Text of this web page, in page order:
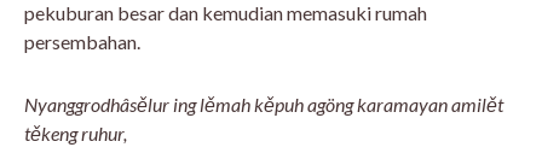
pekuburan besar dan kemudian memasuki rumah
persembahan.
Nyanggrodhâsělur ing lěmah kěpuh agöng karamayan amilět
těkeng ruhur,